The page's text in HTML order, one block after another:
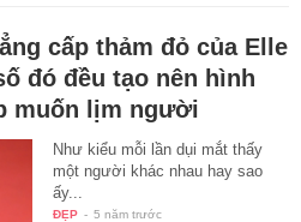
cấp thảm đỏ của Elle
đó đều tạo nên hình
muốn lịm người
Như kiểu mỗi lần dụi mắt thấy
một người khác nhau hay sao
ấy...
ĐẸP - 5 năm trước